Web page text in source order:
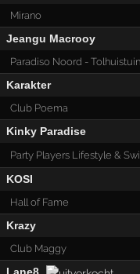
Mirano
Jeangu Macrooy
Paradiso Noord - Tolhuistuin
Karakter
Club Poema
Kinky Paradise
Party Players Lifestyle &
KOSI
Hall of Fame
Krazy
Club Maggy